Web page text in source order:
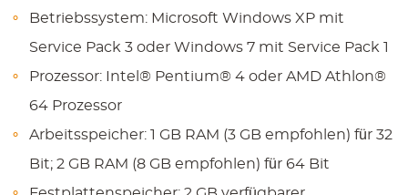
Betriebssystem: Microsoft Windows XP mit
Service Pack 3 oder Windows 7 mit Service Pack 1
Prozessor: Intel® Pentium® 4 oder AMD Athlon®
64 Prozessor
Arbeitsspeicher: 1 GB RAM (3 GB empfohlen) für 32
Bit; 2 GB RAM (8 GB empfohlen) für 64 Bit